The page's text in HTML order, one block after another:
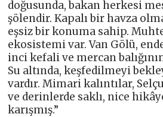
doğusunda, bakan herkesi
şölendir. Kapalı bir havza
eşsiz bir konuma sahip.
ekosistemi var. Van Gölü,
inci kefali ve mercan
Su altında, keşfedilmeyi
vardır. Mimari kalıntılar,
ve derinlerde saklı, nice
karışmış.”